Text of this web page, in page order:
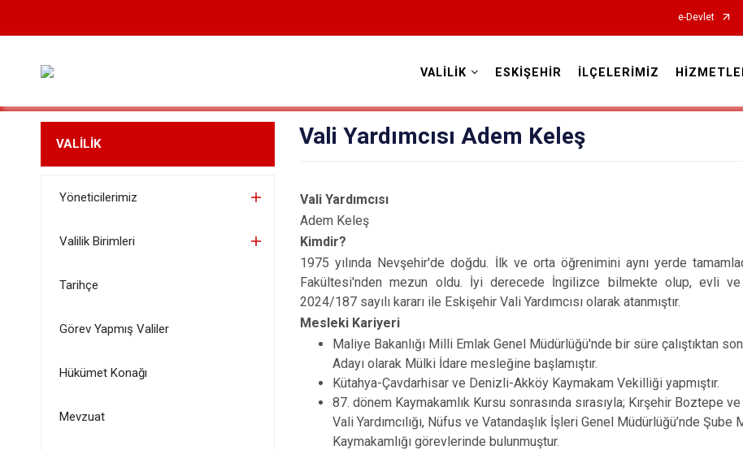
e-Devlet
VALİLİK ESKİŞEHİR İLÇELERİMİZ
VALİLİK
Yöneticilerimiz
Valilik Birimleri
Tarihçe
Görev Yapmış Valiler
Hükümet Konağı
Mevzuat
Vali Yardımcısı Adem Keleş
Vali Yardımcısı
Adem Keleş
Kimdir?
1975 yılında Nevşehir'de doğdu. İlk ve orta öğrenimini aynı yerde
Fakültesi'nden mezun oldu. İyi derecede İngilizce bilmekte olup, evli ve
2024/187 sayılı kararı ile Eskişehir Vali Yardımcısı olarak atanmıştır.
Mesleki Kariyeri
Maliye Bakanlığı Milli Emlak Genel Müdürlüğü'nde bir süre çalıştıktan
Adayı olarak Mülki İdare mesleğine başlamıştır.
Kütahya-Çavdarhisar ve Denizli-Akköy Kaymakam Vekilliği yapmıştır.
87. dönem Kaymakamlık Kursu sonrasında sırasıyla; Kırşehir Boztepe
Vali Yardımcılığı, Nüfus ve Vatandaşlık İşleri Genel Müdürlüğü’nde
Kaymakamlığı görevlerinde bulunmuştur.